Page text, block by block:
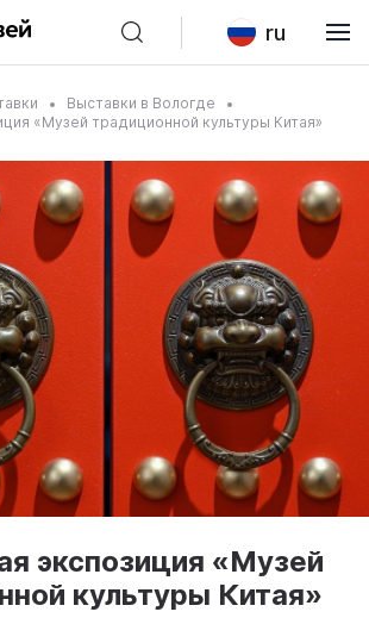
ru
Выставки в Вологде
«Музей традиционной культуры Китая»
экспозиция «Музей
культуры Китая»